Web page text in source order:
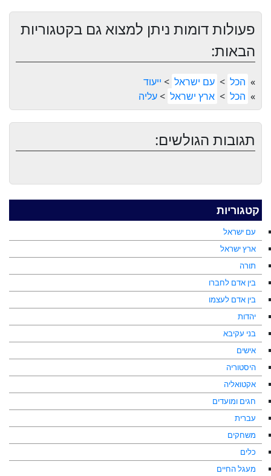
קטגוריות
עם ישראל
ארץ ישראל
תורה
בין אדם לחברו
בין אדם לעצמו
יהדות
בני עקיבא
אישים
היסטוריה
אקטואליה
חגים ומועדים
עברית
משחקים
כלים
מעגל החיים
פעולות דומות ניתן למצוא גם בקטגוריות
הבאות:
» הכל > עם ישראל > ייעוד
» הכל > ארץ ישראל >עליה
תגובות הגולשים: